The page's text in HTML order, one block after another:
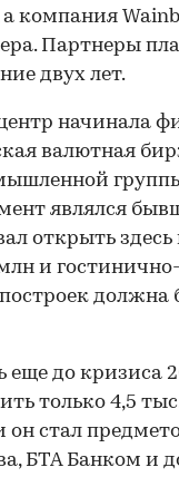
компания
Партнеры
двух лет.
начинала
валютная
являлся
открыть
и
должна
еще до кризиса
только 4,5
он стал
БТА Банком и